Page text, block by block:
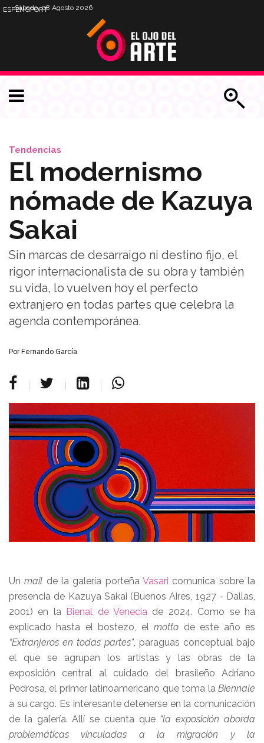
Sábado, 08 Agosto 2026
ESPENGPORT
Tendencias
El modernismo
nómade de Kazuya
Sakai
Sin marcas de desarraigo ni destino fijo, el
rigor internacionalista de su obra y también
su vida, lo vuelven hoy el perfecto
extranjero en todas partes que celebra la
agenda contemporánea.
Por Fernando García
Unmail de la galería porteñaVasari comunica sobre la
presencia de Kazuya Sakai (Buenos Aires, 1927 - Dallas,
2001) en la Bienal de Venecia de 2024. Como se ha
explicado hasta el bostezo, elmotto de este año es
“Extranjeros en todas partes”, paraguas conceptual bajo
el que se agrupan los artistas y las obras de la
exposición central al cuidado del brasileño Adriano
Pedrosa, el primer latinoamericano que toma la Biennale
a su cargo. Es interesante detenerse en la comunicación
de la galería. Allí se cuenta que “la exposición aborda
problemáticas vinculadas a la migración y la